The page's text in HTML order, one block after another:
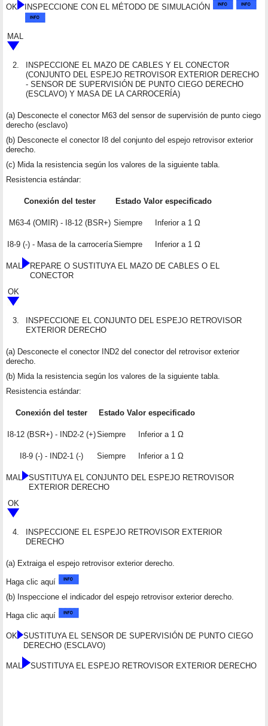
OK INSPECCIONE CON EL MÉTODO DE SIMULACIÓN
MAL
2.
INSPECCIONE EL MAZO DE CABLES Y EL CONECTOR
(CONJUNTO DEL ESPEJO RETROVISOR EXTERIOR DERECHO
- SENSOR DE SUPERVISIÓN DE PUNTO CIEGO DERECHO
(ESCLAVO) Y MASA DE LA CARROCERÍA)
(a) Desconecte el conector M63 del sensor de supervisión de punto ciego
derecho (esclavo)
(b) Desconecte el conector I8 del conjunto del espejo retrovisor exterior
derecho.
(c) Mida la resistencia según los valores de la siguiente tabla.
Resistencia estándar:
Conexión del tester Estado Valor especificado
M63-4 (OMIR) - I8-12 (BSR+) Siempre Inferior a 1 Ω
I8-9 (-) - Masa de la carroceríaSiempre Inferior a 1 Ω
MAL
REPARE O SUSTITUYA EL MAZO DE CABLES O EL
CONECTOR
OK
3.
INSPECCIONE EL CONJUNTO DEL ESPEJO RETROVISOR
EXTERIOR DERECHO
(a) Desconecte el conector IND2 del conector del retrovisor exterior
derecho.
(b) Mida la resistencia según los valores de la siguiente tabla.
Resistencia estándar:
Conexión del tester Estado Valor especificado
I8-12 (BSR+) - IND2-2 (+)Siempre Inferior a 1 Ω
I8-9 (-) - IND2-1 (-) Siempre Inferior a 1 Ω
MAL
SUSTITUYA EL CONJUNTO DEL ESPEJO RETROVISOR
EXTERIOR DERECHO
OK
4.
INSPECCIONE EL ESPEJO RETROVISOR EXTERIOR
DERECHO
(a) Extraiga el espejo retrovisor exterior derecho.
Haga clic aquí
(b) Inspeccione el indicador del espejo retrovisor exterior derecho.
Haga clic aquí
OK
SUSTITUYA EL SENSOR DE SUPERVISIÓN DE PUNTO CIEGO
DERECHO (ESCLAVO)
MAL SUSTITUYA EL ESPEJO RETROVISOR EXTERIOR DERECHO